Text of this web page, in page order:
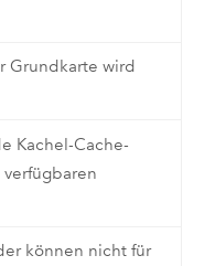
Grundkarte wird
Kachel-Cache-
können nicht für